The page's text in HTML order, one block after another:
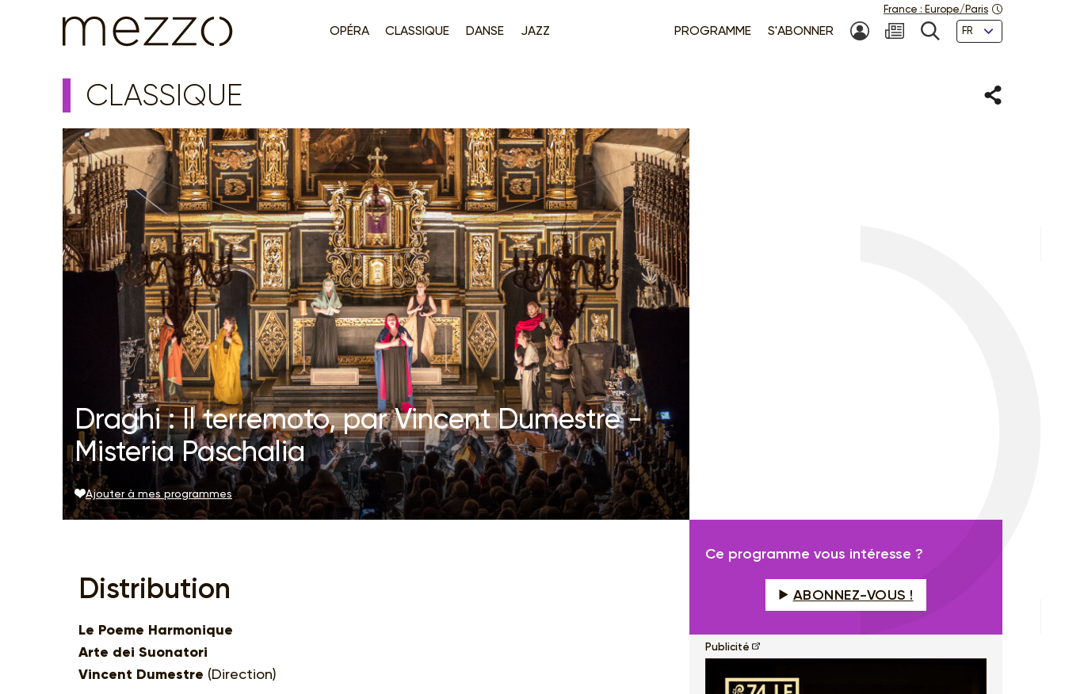
OPÉRA CLASSIQUE DANSE JAZZ PROGRAMME S'ABONNER MON COMPTE
NEWSLETTER
RECHERCHE
Langues
France : Europe/Paris
CLASSIQUE Partager
Draghi : Il terremoto, par Vincent Dumestre -
Misteria Paschalia
Ajouter à mes programmes
Distribution
Le Poeme Harmonique
Arte dei Suonatori
Vincent Dumestre (Direction)
Ce programme vous intéresse ?
ABONNEZ-VOUS !
Publicité